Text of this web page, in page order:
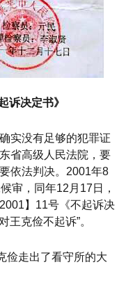
诉决定书》
实没有足够的犯罪证
省高级人民法院，要
依法判决。2001年8
审，同年12月17日，
】11号《不起诉决
王克俭不起诉”。
俭走出了看守所的大